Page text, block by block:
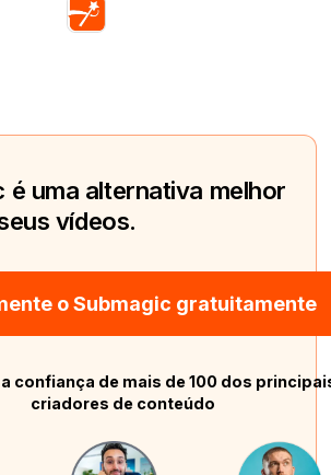
é uma alternativa melhor
vídeos.
o Submagic gratuitamente
confiança de mais de 100 dos
criadores de conteúdo